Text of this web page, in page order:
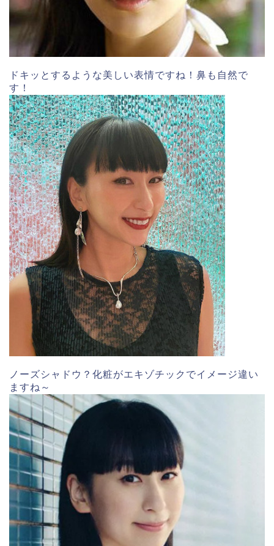
ドキッとするような美しい表情ですね！鼻も自然で
す！
ノーズシャドウ？化粧がエキゾチックでイメージ違い
ますね～